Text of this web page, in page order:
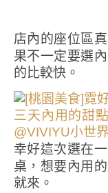
店內的座位區
果不一定要選
的比較快。
幸好這次選在
桌，想要內用
就來。